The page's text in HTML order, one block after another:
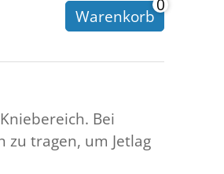
Warenkorb
0
Bei
zu tragen, um Jetlag